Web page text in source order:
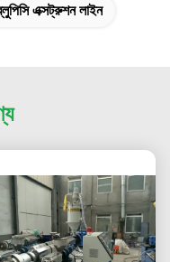
এক্সট্রুশন লাইন